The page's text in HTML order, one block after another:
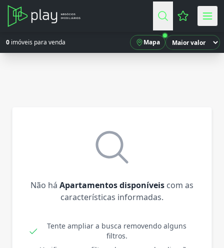
Favoritos
0 imóveis para venda Mapa
Não há Apartamentos disponíveis com as
características informadas.
Tente ampliar a busca removendo alguns
filtros.